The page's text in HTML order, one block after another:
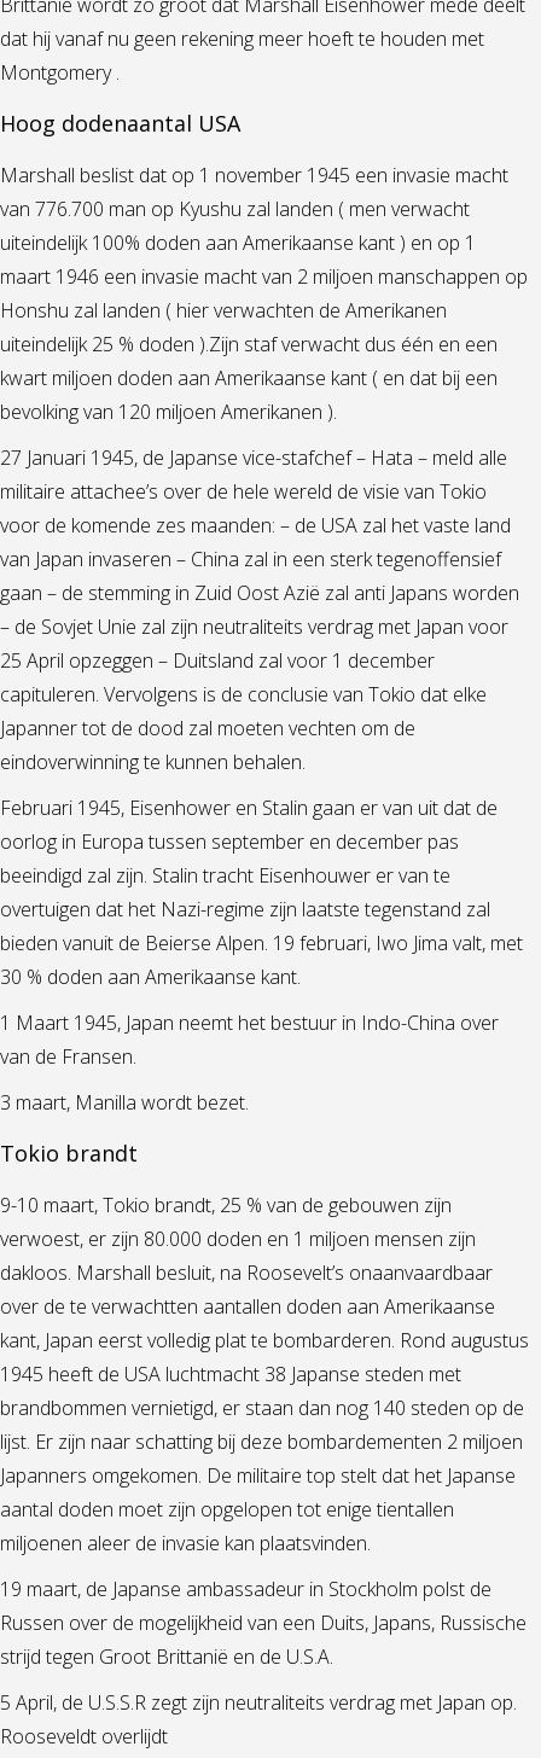
dat hij vanaf nu geen rekening meer hoeft te houden met
Montgomery .
Hoog dodenaantal USA
Marshall beslist dat op 1 november 1945 een invasie macht
van 776.700 man op Kyushu zal landen ( men verwacht
uiteindelijk 100% doden aan Amerikaanse kant ) en op 1
maart 1946 een invasie macht van 2 miljoen manschappen op
Honshu zal landen ( hier verwachten de Amerikanen
uiteindelijk 25 % doden ).Zijn staf verwacht dus één en een
kwart miljoen doden aan Amerikaanse kant ( en dat bij een
bevolking van 120 miljoen Amerikanen ).
27 Januari 1945, de Japanse vice-stafchef – Hata – meld alle
militaire attachee’s over de hele wereld de visie van Tokio
voor de komende zes maanden: – de USA zal het vaste land
van Japan invaseren – China zal in een sterk tegenoffensief
gaan – de stemming in Zuid Oost Azië zal anti Japans worden
– de Sovjet Unie zal zijn neutraliteits verdrag met Japan voor
25 April opzeggen – Duitsland zal voor 1 december
capituleren. Vervolgens is de conclusie van Tokio dat elke
Japanner tot de dood zal moeten vechten om de
eindoverwinning te kunnen behalen.
Februari 1945, Eisenhower en Stalin gaan er van uit dat de
oorlog in Europa tussen september en december pas
beeindigd zal zijn. Stalin tracht Eisenhouwer er van te
overtuigen dat het Nazi-regime zijn laatste tegenstand zal
bieden vanuit de Beierse Alpen. 19 februari, Iwo Jima valt, met
30 % doden aan Amerikaanse kant.
1 Maart 1945, Japan neemt het bestuur in Indo-China over
van de Fransen.
3 maart, Manilla wordt bezet.
Tokio brandt
9-10 maart, Tokio brandt, 25 % van de gebouwen zijn
verwoest, er zijn 80.000 doden en 1 miljoen mensen zijn
dakloos. Marshall besluit, na Roosevelt’s onaanvaardbaar
over de te verwachtten aantallen doden aan Amerikaanse
kant, Japan eerst volledig plat te bombarderen. Rond augustus
1945 heeft de USA luchtmacht 38 Japanse steden met
brandbommen vernietigd, er staan dan nog 140 steden op de
lijst. Er zijn naar schatting bij deze bombardementen 2 miljoen
Japanners omgekomen. De militaire top stelt dat het Japanse
aantal doden moet zijn opgelopen tot enige tientallen
miljoenen aleer de invasie kan plaatsvinden.
19 maart, de Japanse ambassadeur in Stockholm polst de
Russen over de mogelijkheid van een Duits, Japans, Russische
strijd tegen Groot Brittanië en de U.S.A.
5 April, de U.S.S.R zegt zijn neutraliteits verdrag met Japan op.
Rooseveldt overlijdt